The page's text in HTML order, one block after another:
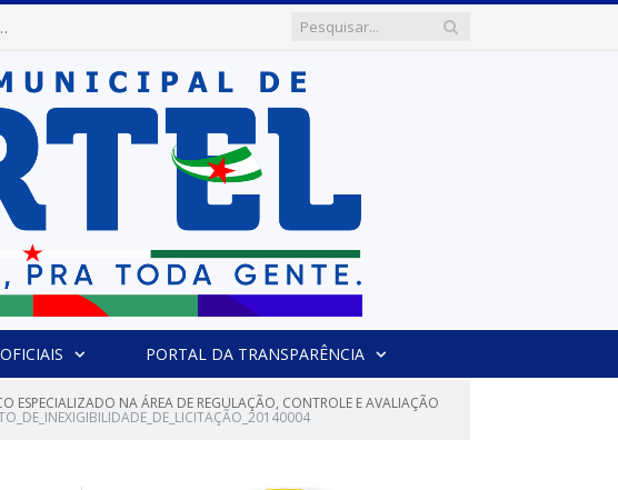
“Musa” e “Miss Mix Verão 2026”
PORTAL DA TRANSPARÊNCIA
ESPECIALIZADO NA ÁREA DE REGULAÇÃO, CONTROLE E AVALIAÇÃO